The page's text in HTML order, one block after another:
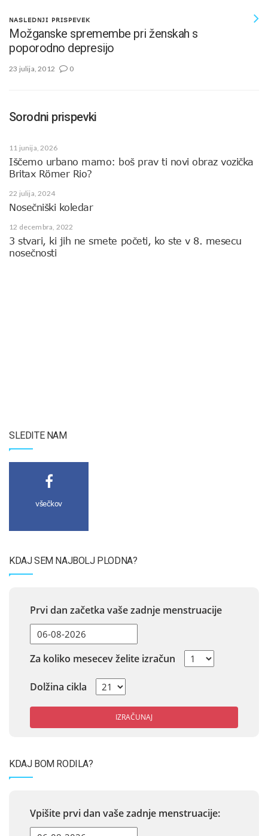
NASLEDNJI PRISPEVEK
Možganske spremembe pri ženskah s
poporodno depresijo
23 julija, 2012 0
Sorodni prispevki
11 junija, 2026
Iščemo urbano mamo: boš prav ti novi obraz vozička
Britax Römer Rio?
22 julija, 2024
Nosečniški koledar
12 decembra, 2022
3 stvari, ki jih ne smete početi, ko ste v 8. mesecu
nosečnosti
SLEDITE NAM
všečkov
KDAJ SEM NAJBOLJ PLODNA?
Prvi dan začetka vaše zadnje menstruacije
Za koliko mesecev želite izračun
Dolžina cikla
IZRAČUNAJ
KDAJ BOM RODILA?
Vpišite prvi dan vaše zadnje menstruacije: